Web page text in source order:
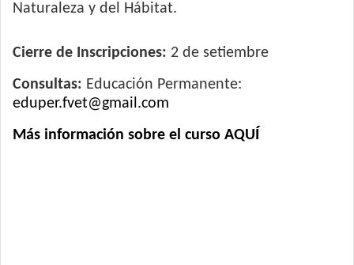
Naturaleza y del Hábitat.
Cierre de Inscripciones: 2 de setiembre
Consultas: Educación Permanente:
eduper.fvet@gmail.com
Más información sobre el curso AQUÍ